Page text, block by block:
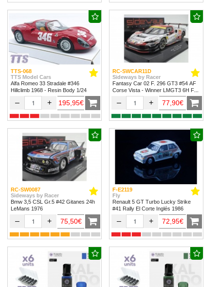
TTS-068
TTS Model Cars
Alfa Romeo 33 Stradale #346
Hillclimb 1968 - Resin Body 1/24
– + 195,95€
RC-SWCAR11D
Sideways by Racer
Fantasy Car 02 F. 296 GT3 #54 AF
Corse Vista - Winner LMGT3 6H Fuji
– + 77,90€
RC-SW0087
Sideways by Racer
Bmw 3,5 CSL Gr.5 #42 Gitanes 24h
LeMans 1976
– + 75,50€
F-E2119
Fly
Renault 5 GT Turbo Lucky Strike
#41 Rally El Corte Inglés 1986
– + 72,95€